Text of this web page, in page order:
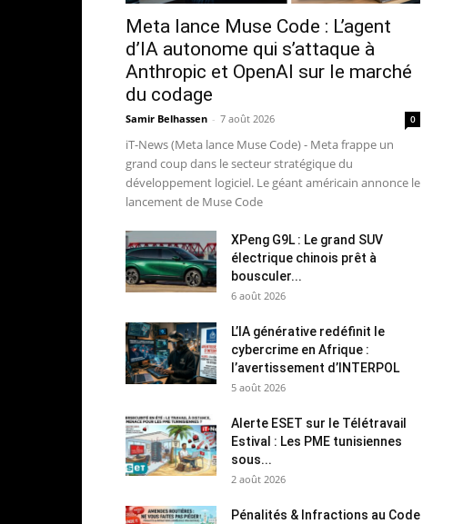
Meta lance Muse Code : L’agent
d’IA autonome qui s’attaque à
Anthropic et OpenAI sur le marché
du codage
Samir Belhassen - 7 août 2026 0
iT-News (Meta lance Muse Code) - Meta frappe un
grand coup dans le secteur stratégique du
développement logiciel. Le géant américain annonce le
lancement de Muse Code
XPeng G9L : Le grand SUV
électrique chinois prêt à
bousculer...
6 août 2026
L’IA générative redéfinit le
cybercrime en Afrique :
l’avertissement d’INTERPOL
5 août 2026
Alerte ESET sur le Télétravail
Estival : Les PME tunisiennes
sous...
2 août 2026
Pénalités & Infractions au Code